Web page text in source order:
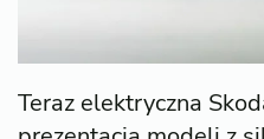
Teraz elektryczna